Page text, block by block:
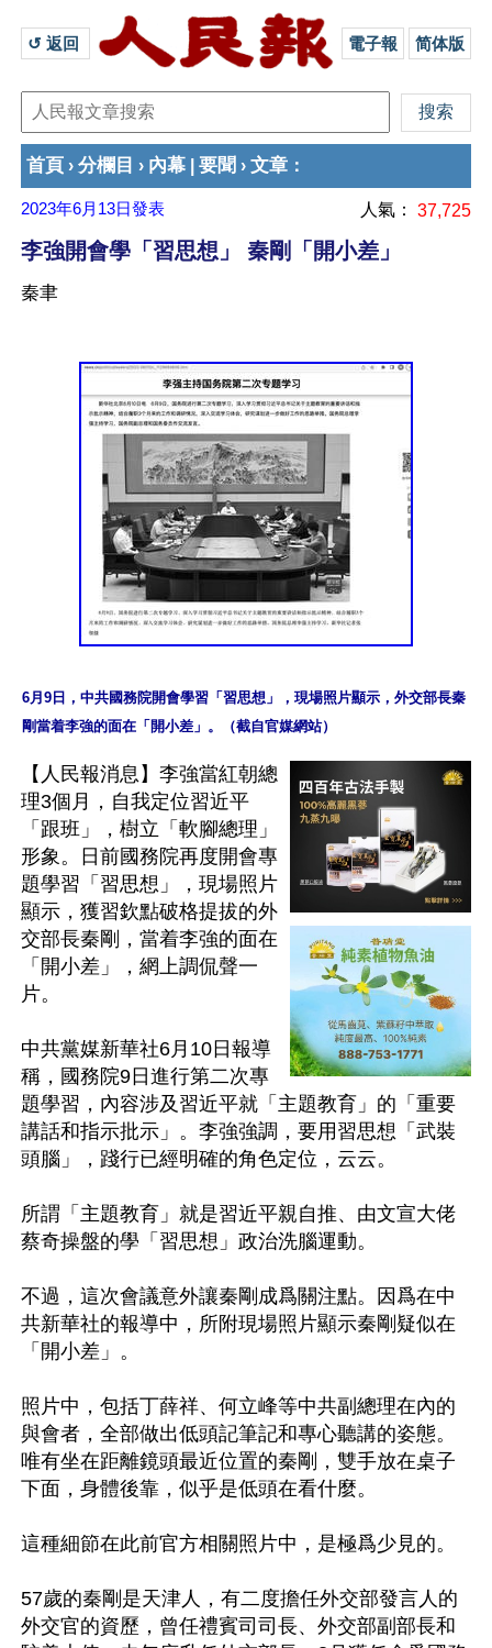
↺ 返回 電子報 简体版
首頁 › 分欄目 › 內幕 要聞 › 文章 ：
2023年6月13日發表 人氣： 37,725
李強開會學「習思想」 秦剛「開小差」
秦聿
6月9日，中共國務院開會學習「習思想」，現場照片顯示，外交部長秦
剛當着李強的面在「開小差」。（截自官媒網站）
【人民報消息】李強當紅朝總
理3個月，自我定位習近平
「跟班」，樹立「軟腳總理」
形象。日前國務院再度開會專
題學習「習思想」，現場照片
顯示，獲習欽點破格提拔的外
交部長秦剛，當着李強的面在
「開小差」，網上調侃聲一
片。
中共黨媒新華社6月10日報導
稱，國務院9日進行第二次專
題學習，內容涉及習近平就「主題教育」的「重要
講話和指示批示」。李強強調，要用習思想「武裝
頭腦」，踐行已經明確的角色定位，云云。
所謂「主題教育」就是習近平親自推、由文宣大佬
蔡奇操盤的學「習思想」政治洗腦運動。
不過，這次會議意外讓秦剛成爲關注點。因爲在中
共新華社的報導中，所附現場照片顯示秦剛疑似在
「開小差」。
照片中，包括丁薛祥、何立峰等中共副總理在內的
與會者，全部做出低頭記筆記和專心聽講的姿態。
唯有坐在距離鏡頭最近位置的秦剛，雙手放在桌子
下面，身體後靠，似乎是低頭在看什麼。
這種細節在此前官方相關照片中，是極爲少見的。
57歲的秦剛是天津人，有二度擔任外交部發言人的
外交官的資歷，曾任禮賓司司長、外交部副部長和